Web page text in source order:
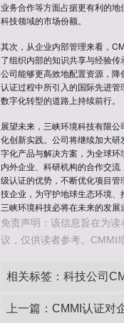
业务合作等方面占据更有利的
科技领域的市场份额。
其次，从企业内部管理来看，
了组织内部的知识共享与经验
公司能够更高效地配置资源，降
认证过程中所引入的国际先进
数字化转型的道路上持续前行。
展望未来，三峡环境科技有限
化创新实践。公司将继续加大
字化产品与解决方案，为全球环
内外企业、科研机构的合作交
级认证的优势，不断优化项目
技企业，为守护地球生态环境、
三峡环境科技必将在未来的发展
免责声明：该信息旨在为
议，仅供读者参考。CMMI
相关标签： 科技公司
上一篇： CMMI认证对